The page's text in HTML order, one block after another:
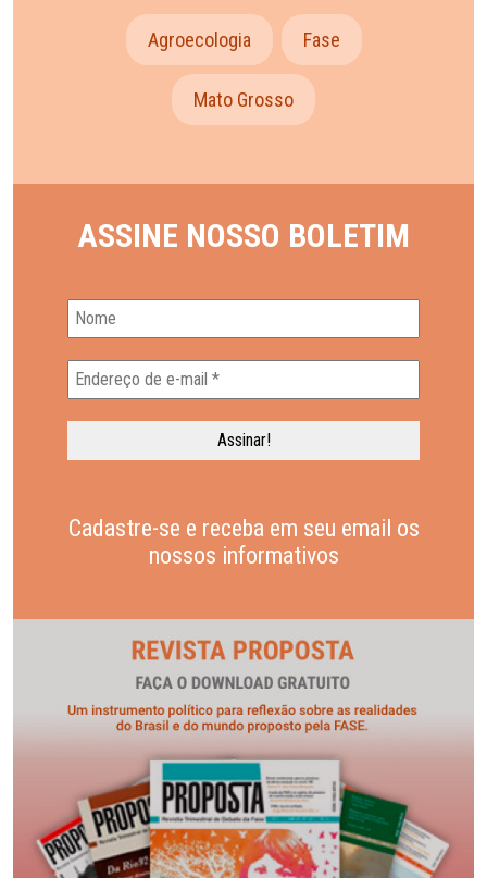
Agroecologia Fase
Mato Grosso
ASSINE NOSSO BOLETIM
Cadastre-se e receba em seu email os
nossos informativos